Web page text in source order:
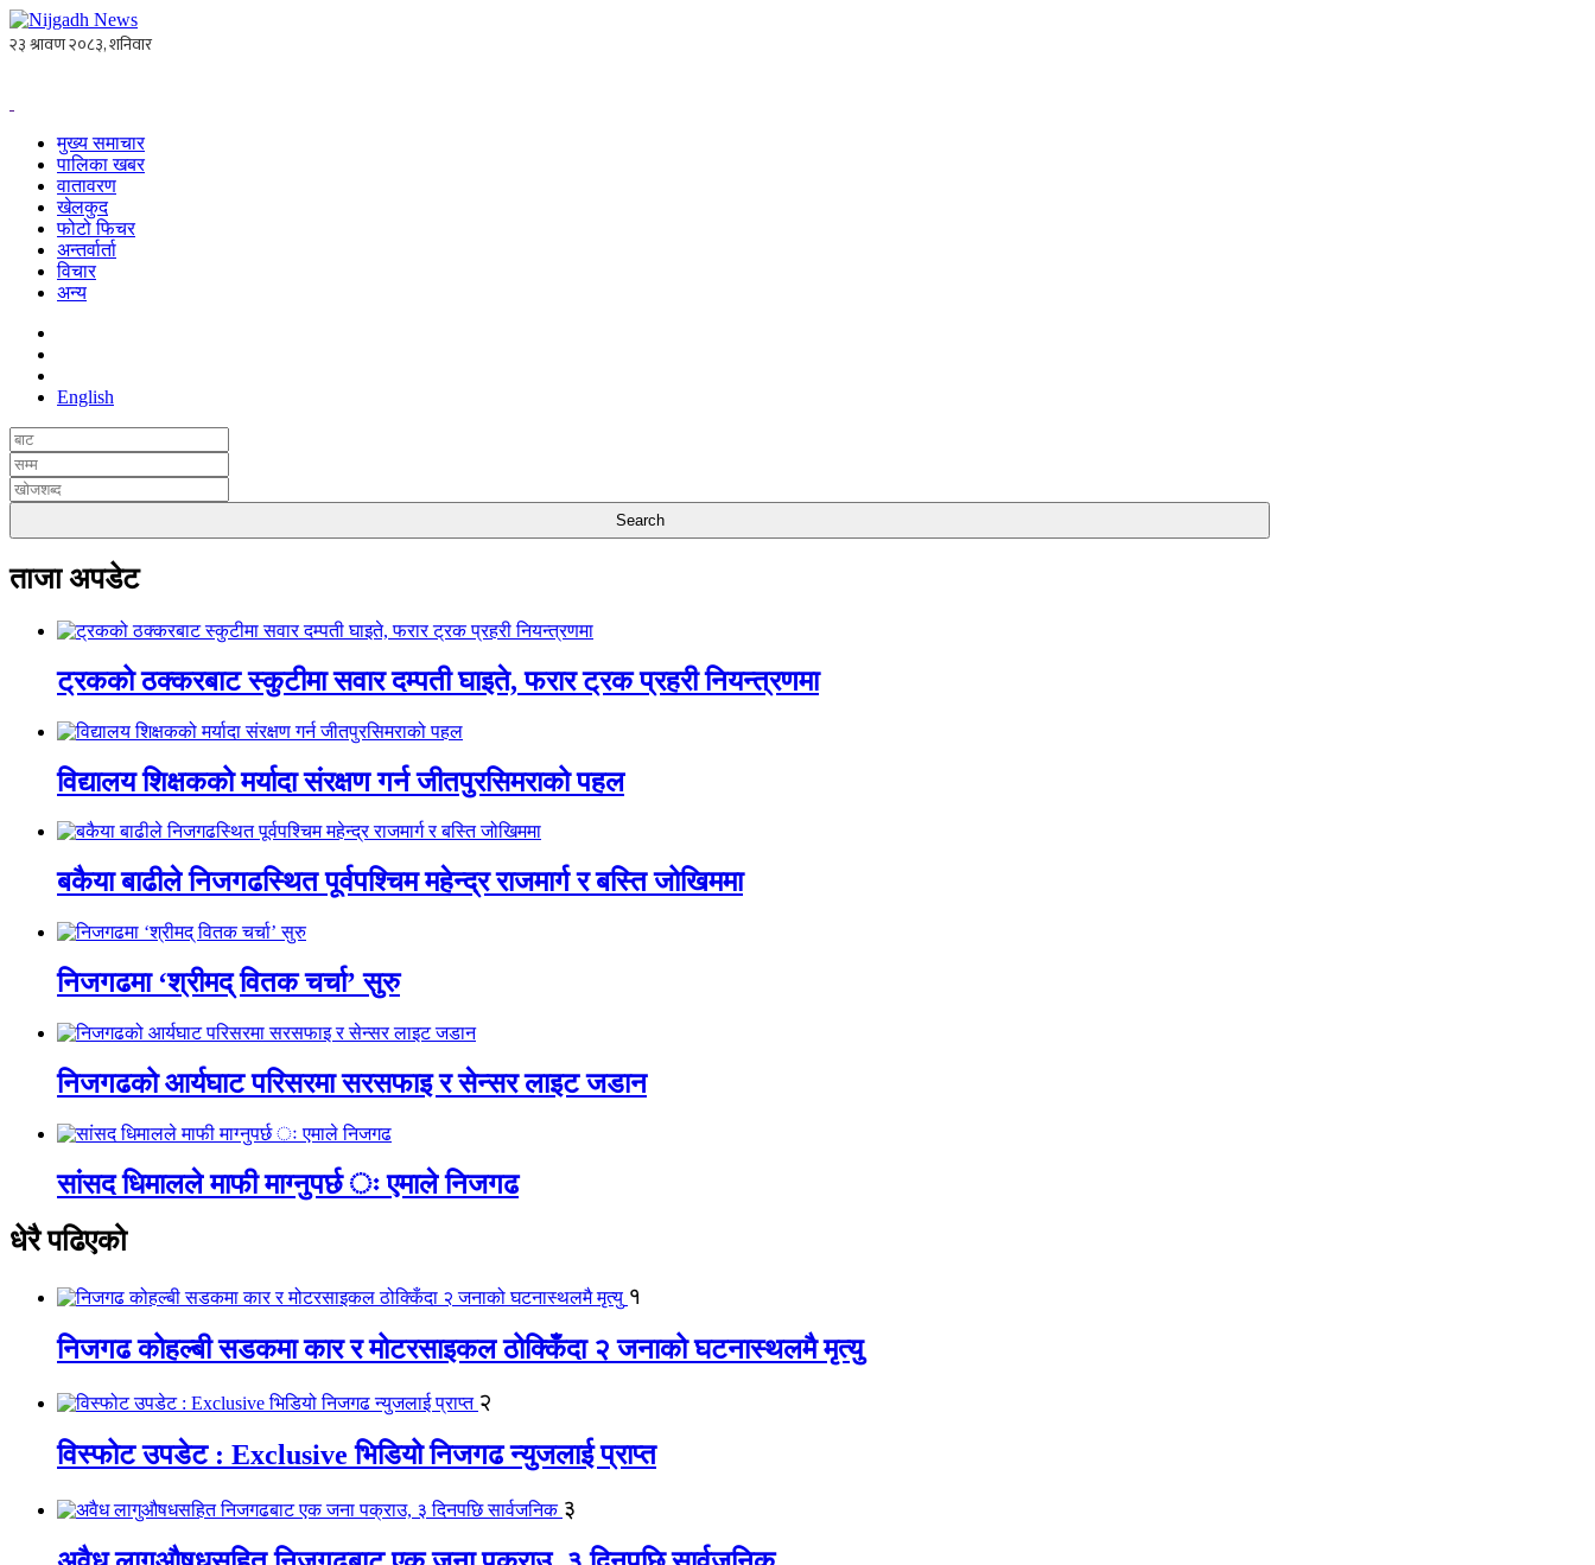
मुख्य समाचार
पालिका खबर
वातावरण
खेलकुद
फोटो फिचर
अन्तर्वार्ता
विचार
अन्य
English
ताजा अपडेट
ट्रकको ठक्करबाट स्कुटीमा सवार दम्पती घाइते, फरार ट्रक प्रहरी नियन्त्रणमा
विद्यालय शिक्षकको मर्यादा संरक्षण गर्न जीतपुरसिमराको पहल
बकैया बाढीले निजगढस्थित पूर्वपश्चिम महेन्द्र राजमार्ग र बस्ति जोखिममा
निजगढमा ‘श्रीमद् वितक चर्चा’ सुरु
निजगढको आर्यघाट परिसरमा सरसफाइ र सेन्सर लाइट जडान
सांसद धिमालले माफी माग्नुपर्छ ः एमाले निजगढ
धेरै पढिएको
१
निजगढ कोहल्बी सडकमा कार र मोटरसाइकल ठोक्किँदा २ जनाको घटनास्थलमै मृत्यु
२
विस्फोट उपडेट : Exclusive भिडियो निजगढ न्युजलाई प्राप्त
३